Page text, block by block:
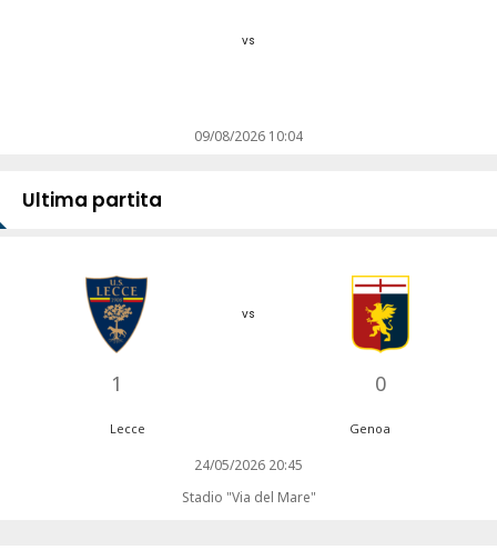
vs
09/08/2026 10:04
Ultima partita
1
vs
0
Lecce Genoa
24/05/2026 20:45
Stadio "Via del Mare"